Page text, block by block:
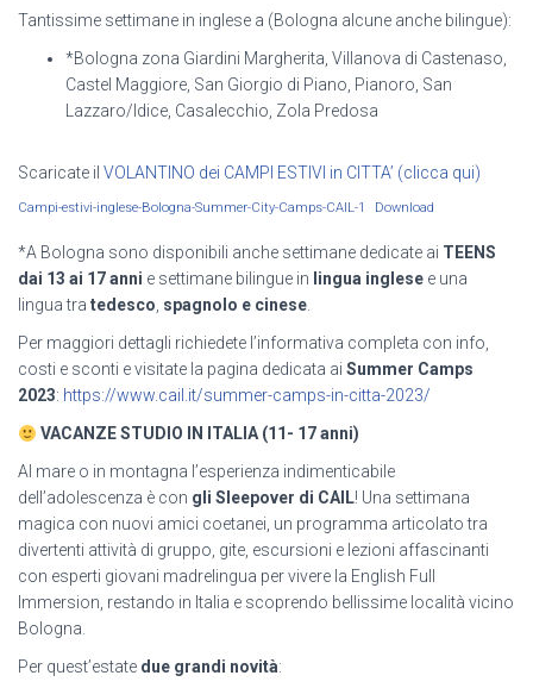
Tantissime settimane in inglese a (Bologna alcune anche bilingue):
*Bologna zona Giardini Margherita, Villanova di Castenaso,
Castel Maggiore, San Giorgio di Piano, Pianoro, San
Lazzaro/Idice, Casalecchio, Zola Predosa
Scaricate il VOLANTINO dei CAMPI ESTIVI in CITTA’ (clicca qui)
Campi-estivi-inglese-Bologna-Summer-City-Camps-CAIL-1 Download
*A Bologna sono disponibili anche settimane dedicate ai TEENS
dai 13 ai 17 anni e settimane bilingue in lingua inglese e una
lingua tra tedesco, spagnolo e cinese.
Per maggiori dettagli richiedete l’informativa completa con info,
costi e sconti e visitate la pagina dedicata ai Summer Camps
2023: https://www.cail.it/summer-camps-in-citta-2023/
VACANZE STUDIO IN ITALIA (11- 17 anni)
Al mare o in montagna l’esperienza indimenticabile
dell’adolescenza è con gli Sleepover di CAIL! Una settimana
magica con nuovi amici coetanei, un programma articolato tra
divertenti attività di gruppo, gite, escursioni e lezioni affascinanti
con esperti giovani madrelingua per vivere la English Full
Immersion, restando in Italia e scoprendo bellissime località vicino
Bologna.
Per quest’estate due grandi novità: